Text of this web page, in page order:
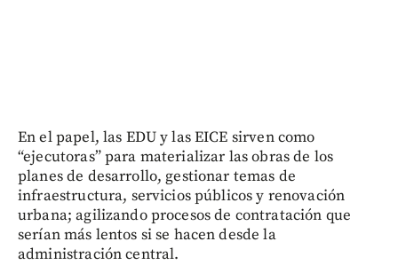
En el papel, las EDU y las EICE sirven como
“ejecutoras” para materializar las obras de los
planes de desarrollo, gestionar temas de
infraestructura, servicios públicos y renovación
urbana; agilizando procesos de contratación que
serían más lentos si se hacen desde la
administración central.